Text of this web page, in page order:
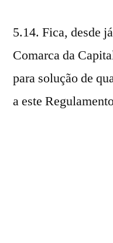
5.14. Fica, desde
Comarca da
para solução de
a este